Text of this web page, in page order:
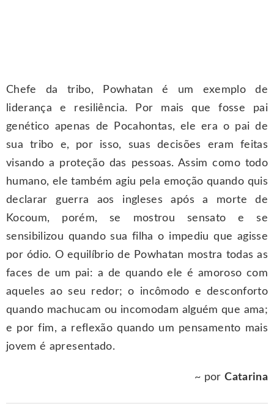
Chefe da tribo, Powhatan é um exemplo de
liderança e resiliência. Por mais que fosse pai
genético apenas de Pocahontas, ele era o pai de
sua tribo e, por isso, suas decisões eram feitas
visando a proteção das pessoas. Assim como todo
humano, ele também agiu pela emoção quando quis
declarar guerra aos ingleses após a morte de
Kocoum, porém, se mostrou sensato e se
sensibilizou quando sua filha o impediu que agisse
por ódio. O equilíbrio de Powhatan mostra todas as
faces de um pai: a de quando ele é amoroso com
aqueles ao seu redor; o incômodo e desconforto
quando machucam ou incomodam alguém que ama;
e por fim, a reflexão quando um pensamento mais
jovem é apresentado.
~ porCatarina